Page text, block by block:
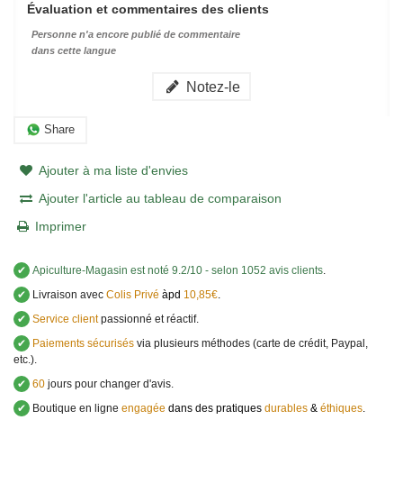
Évaluation et commentaires des clients
Personne n'a encore publié de commentaire
dans cette langue
Notez-le
Share
Ajouter à ma liste d'envies
Ajouter l'article au tableau de comparaison
Imprimer
✔ Apiculture-Magasin est noté 9.2/10 - selon 1052 avis clients
✔
Livraison avec Colis Privé àpd 10,85€
✔ Service clientpassionné et réactif.
✔
Paiements sécurisés via plusieurs méthodes (carte de crédit, Paypal,
etc.).
✔ 60 jours pour changer d'avis.
✔
Boutique en ligne engagée dans des pratiques durables & éthiques